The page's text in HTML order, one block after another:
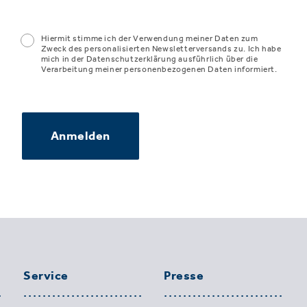
Hiermit stimme ich der Verwendung meiner Daten zum
Zweck des personalisierten Newsletterversands zu. Ich habe
mich in der Datenschutzerklärung ausführlich über die
Verarbeitung meiner personenbezogenen Daten informiert.
Anmelden
Service Presse